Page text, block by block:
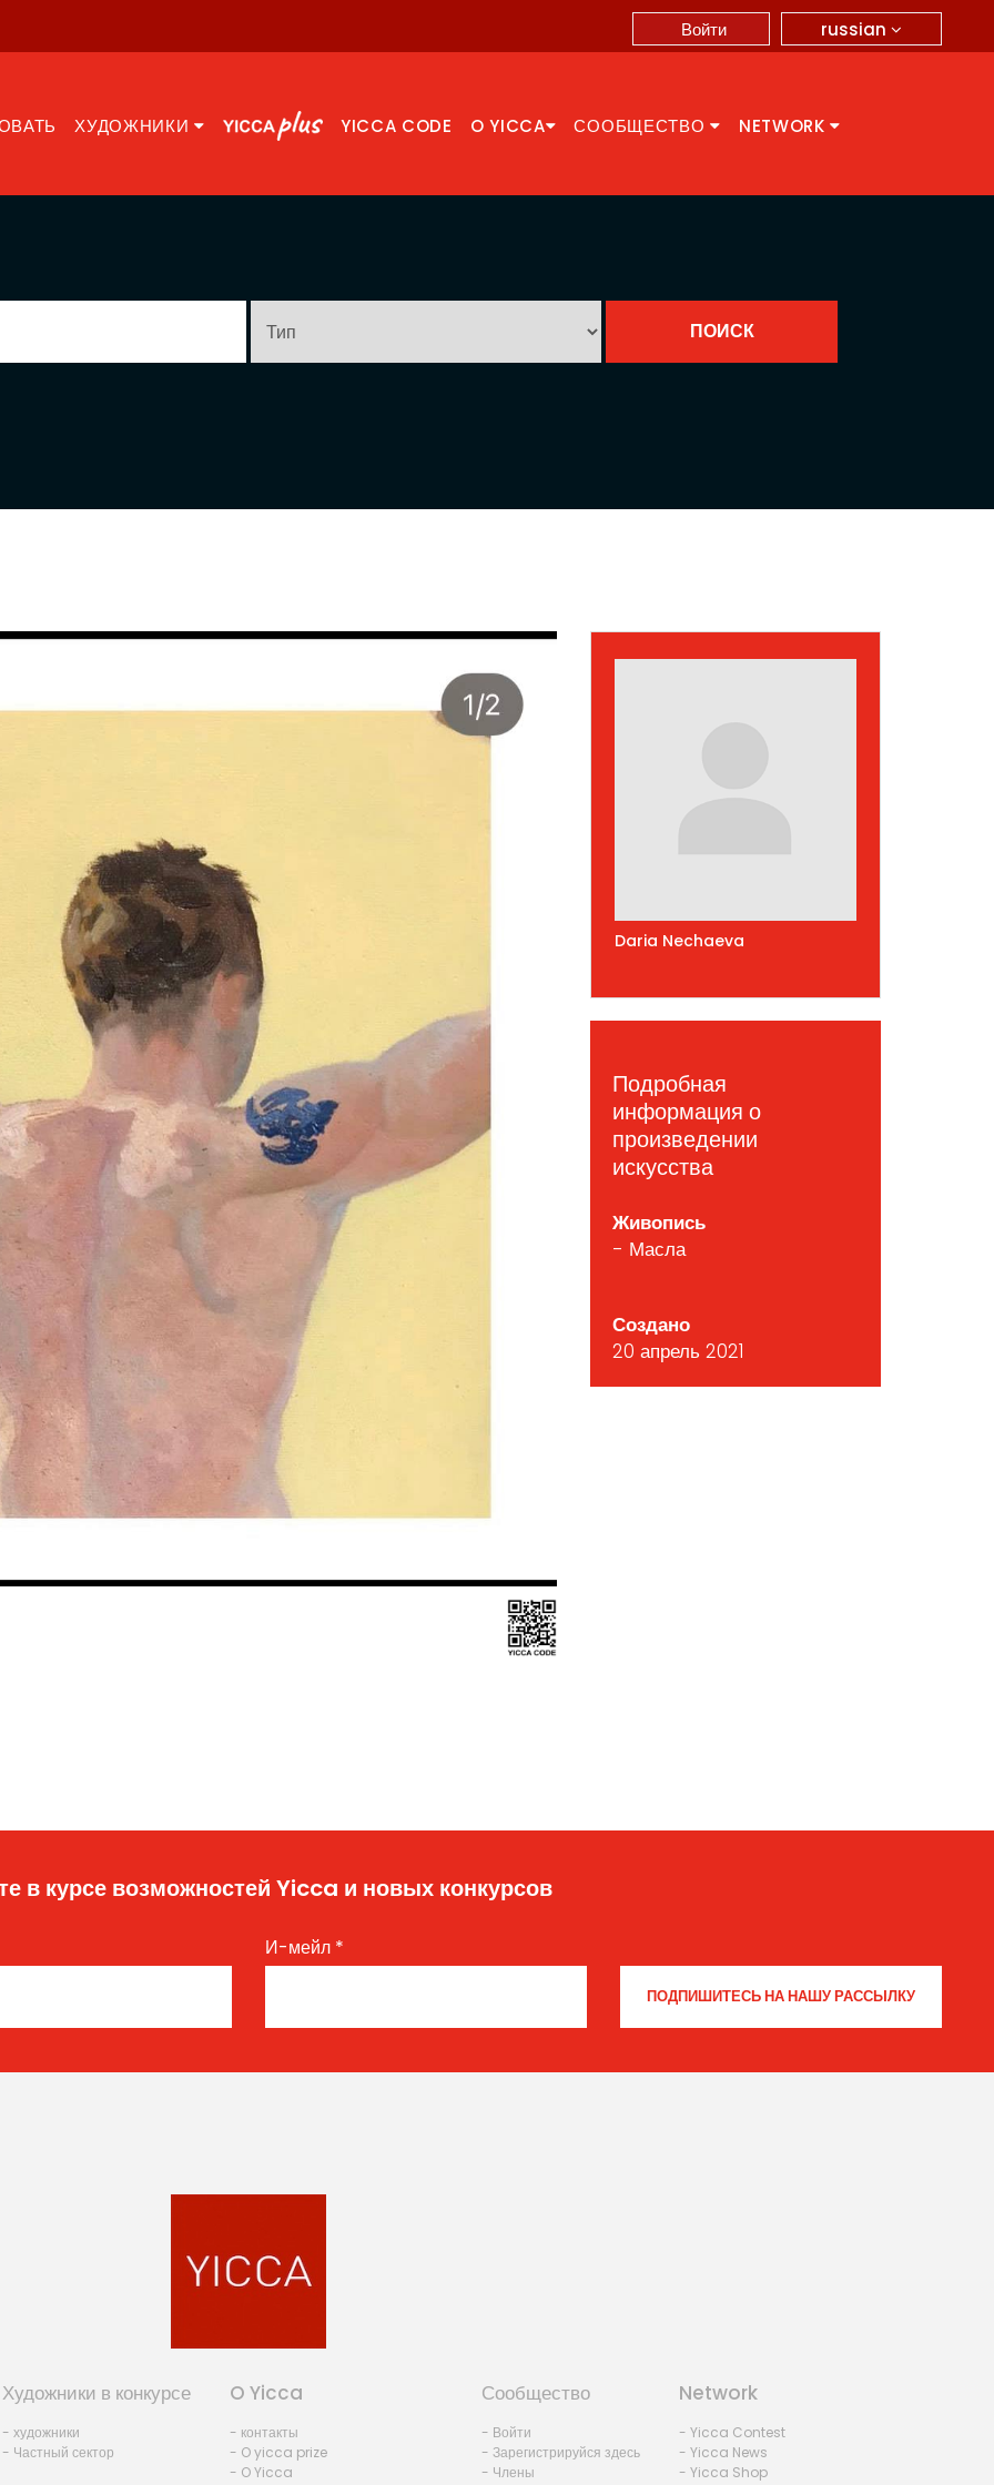
russian
Войти
ХУДОЖНИКИ YICCA CODE O YICCA СООБЩЕСТВО NETWORK
Daria Nechaeva
Подробная
информация о
произведении
искусства
Живопись
- Масла
Создано
20 апрель 2021
в курсе возможностей Yicca и новых конкурсов
И-мейл *
Художники в конкурсе
- художники
- Частный сектор
O Yicca
- контакты
- O yicca prize
- O Yicca
Сообщество
- Войти
- Зарегистрируйся здесь
- Члены
Network
- Yicca Contest
- Yicca News
- Yicca Shop